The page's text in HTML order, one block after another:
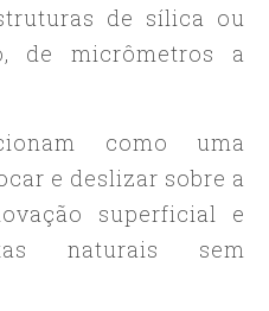
de sílica ou
de micrômetros a
como uma
e deslizar sobre a
superficial e
naturais sem